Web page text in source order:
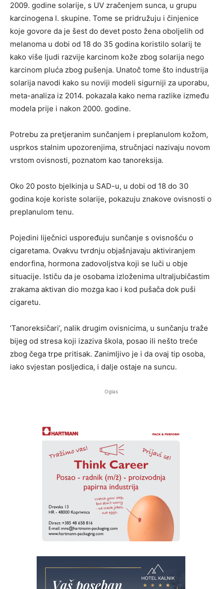
2009. godine solarije, s UV zračenjem sunca, u grupu
karcinogena I. skupine. Tome se pridružuju i činjenice
koje govore da je šest do devet posto žena oboljelih od
melanoma u dobi od 18 do 35 godina koristilo solarij te
kako više ljudi razvije karcinom kože zbog solarija nego
karcinom pluća zbog pušenja. Unatoč tome što industrija
solarija navodi kako su noviji modeli sigurniji za uporabu,
meta-analiza iz 2014. pokazala kako nema razlike između
modela prije i nakon 2000. godine.
Potrebu za pretjeranim sunčanjem i preplanulom kožom,
usprkos stalnim upozorenjima, stručnjaci nazivaju novom
vrstom ovisnosti, poznatom kao tanoreksija.
Oko 20 posto bjelkinja u SAD-u, u dobi od 18 do 30
godina koje koriste solarije, pokazuju znakove ovisnosti o
preplanulom tenu.
Pojedini liječnici uspoređuju sunčanje s ovisnošću o
cigaretama. Ovakvu tvrdnju objašnjavaju aktiviranjem
endorfina, hormona zadovoljstva koji se luči u obje
situacije. Ističu da je osobama izloženima ultraljubičastim
zrakama aktivan dio mozga kao i kod pušača dok puši
cigaretu.
‘Tanoreksičari’, nalik drugim ovisnicima, u sunčanju traže
bijeg od stresa koji izaziva škola, posao ili nešto treće
zbog čega trpe pritisak. Zanimljivo je i da ovaj tip osoba,
iako svjestan posljedica, i dalje ostaje na suncu.
Oglas